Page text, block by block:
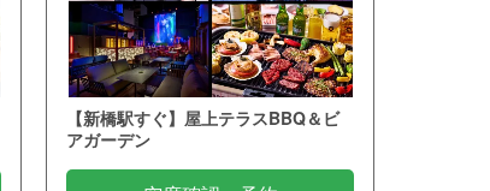
【新橋駅すぐ】屋上テラスBBQ＆ビ
アガーデン